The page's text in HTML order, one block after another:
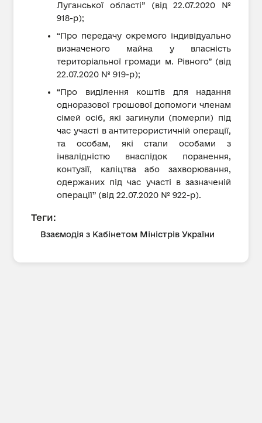
Луганської області” (від 22.07.2020 №
918-р);
“Про передачу окремого індивідуально
визначеного майна у власність
територіальної громади м. Рівного” (від
22.07.2020 № 919-р);
“Про виділення коштів для надання
одноразової грошової допомоги членам
сімей осіб, які загинули (померли) під
час участі в антитерористичній операції,
та особам, які стали особами з
інвалідністю внаслідок поранення,
контузії, каліцтва або захворювання,
одержаних під час участі в зазначеній
операції” (від 22.07.2020 № 922-р).
Теги:
Взаємодія з Кабінетом Міністрів України